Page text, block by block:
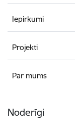
Iepirkumi
Projekti
Par mums
Noderīgi